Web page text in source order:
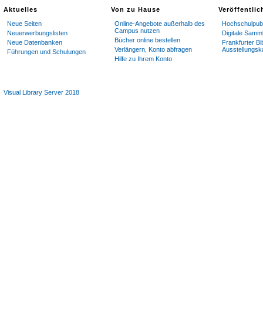
Aktuelles
Neue Seiten
Neuerwerbungslisten
Neue Datenbanken
Führungen und Schulungen
Von zu Hause
Online-Angebote außerhalb des
Campus nutzen
Bücher online bestellen
Verlängern, Konto abfragen
Hilfe zu Ihrem Konto
Digitale
Frankfurter
Visual Library Server 2018